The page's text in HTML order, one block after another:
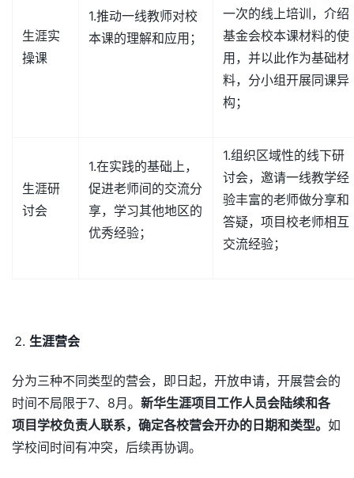
生涯实
操课
1.推动一线教师对校
本课的理解和应用；
一次的线上培训，介绍
基金会校本课材料的使
用，并以此作为基础材
料，分小组开展同课异
构；
生涯研
讨会
1.在实践的基础上，
促进老师间的交流分
享，学习其他地区的
优秀经验；
1.组织区域性的线下研
讨会，邀请一线教学经
验丰富的老师做分享和
答疑，项目校老师相互
交流经验；
生涯营会
分为三种不同类型的营会，即日起，开放申请，开展营会的
时间不局限于7、8月。 新华生涯项目工作人员会陆续和各
项目学校负责人联系，确定各校营会开办的日期和类型。 如
学校间时间有冲突，后续再协调。